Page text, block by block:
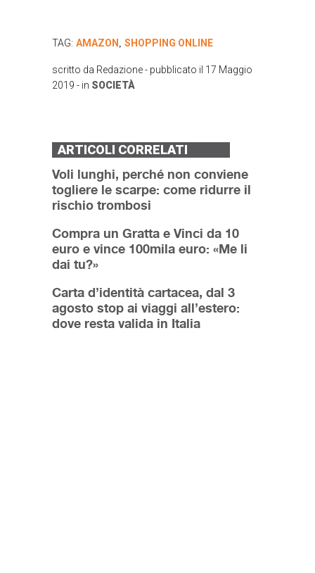
TAG: AMAZON SHOPPING ONLINE
scritto da Redazione- pubblicato il 17 Maggio
2019 - in SOCIETÀ
ARTICOLI CORRELATI
Voli lunghi, perché non conviene
togliere le scarpe: come ridurre il
rischio trombosi
Compra un Gratta e Vinci da 10
euro e vince 100mila euro: «Me li
dai tu?»
Carta d’identità cartacea, dal 3
agosto stop ai viaggi all’estero:
dove resta valida in Italia